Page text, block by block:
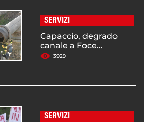
SERVIZI
Capaccio, degrado
canale a Foce...
3929
SERVIZI